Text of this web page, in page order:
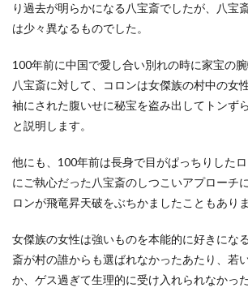
り過去が明らかになる八宝斎でしたが、八宝
は少々異なるものでした。
100年前に中国で愛し合い別れの時に家宝の
八宝斎に対して、コロンは女傑族の村中の女
袖にされた腹いせに秘宝を盗み出してトンず
と説明します。
他にも、100年前は長身で目がぱっちりした
にご執心だった八宝斎のしつこいアプローチ
ロンが飛竜昇天破をぶちかましたこともありま
女傑族の女性は強いものを本能的に好きにな
斎が村の誰からも選ばれなかったあたり、若
か、ゲス過ぎて生理的に受け入れられなかっ